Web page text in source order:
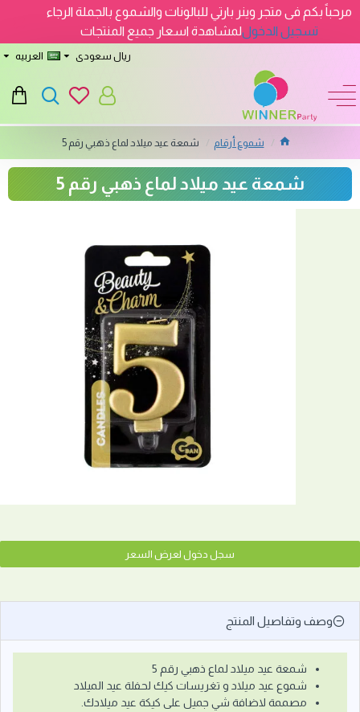
مرحباً بكم فى متجر وينر بارتي للبالونات والشموع بالجملة الرجاء
تسجيل الدخوللمشاهدة اسعار جميع المنتجات
ريال سعودى العربيه
شموع أرقام شمعة عيد ميلاد لماع ذهبي رقم 5
شمعة عيد ميلاد لماع ذهبي رقم 5
سجل دخول لعرض السعر
وصف وتفاصيل المنتج
شمعة عيد ميلاد لماع ذهبي رقم 5
شموع عيد ميلاد و تغريسات كيك لحفلة عيد الميلاد
مصممة لاضافة شي جميل على كيكة عيد ميلادك.